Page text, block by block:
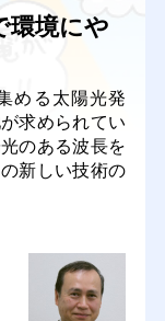
環境にや
める太陽光発
求められてい
のある波長を
新しい技術の